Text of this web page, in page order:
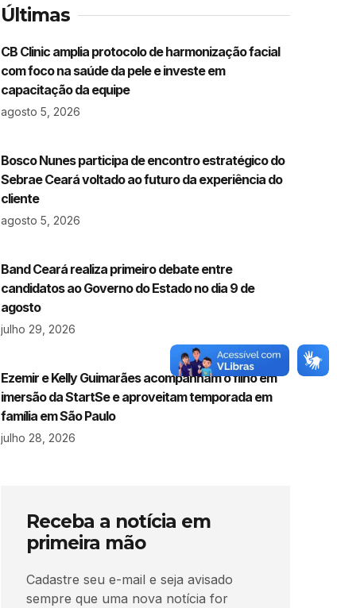
Últimas
CB Clinic amplia protocolo de harmonização facial
com foco na saúde da pele e investe em
capacitação da equipe
agosto 5, 2026
Bosco Nunes participa de encontro estratégico do
Sebrae Ceará voltado ao futuro da experiência do
cliente
agosto 5, 2026
Band Ceará realiza primeiro debate entre
candidatos ao Governo do Estado no dia 9 de
agosto
julho 29, 2026
Ezemir e Kelly Guimarães acompanham o filho em
imersão da StartSe e aproveitam temporada em
família em São Paulo
julho 28, 2026
Receba a notícia em
primeira mão
Cadastre seu e-mail e seja avisado
sempre que uma nova notícia for